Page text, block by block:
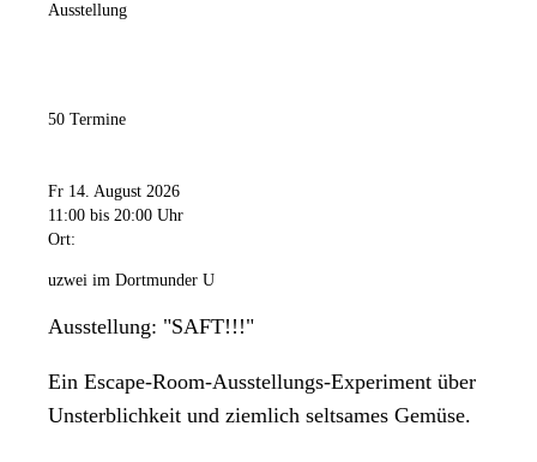
Ausstellung
50 Termine
Fr 14. August 2026
11:00 bis 20:00 Uhr
Ort:
uzwei im Dortmunder U
Ausstellung: "SAFT!!!"
Ein Escape-Room-Ausstellungs-Experiment über
Unsterblichkeit und ziemlich seltsames Gemüse.